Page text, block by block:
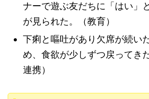
ナーで遊ぶ友だちに「はい」
が見られた。（教育）
下痢と嘔吐があり欠席が続い
め、食欲が少しずつ戻ってき
連携）